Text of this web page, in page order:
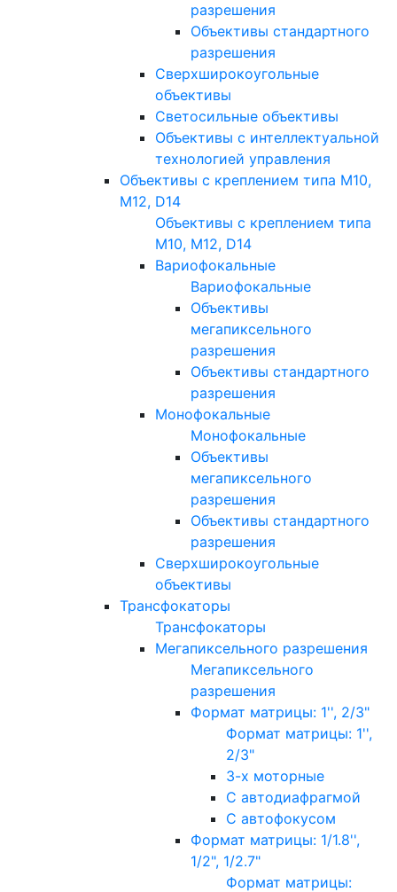
разрешения
Объективы стандартного
разрешения
Сверхширокоугольные
объективы
Светосильные объективы
Объективы с интеллектуальной
технологией управления
Объективы с креплением типа M10,
M12, D14
Объективы с креплением типа
M10, M12, D14
Вариофокальные
Вариофокальные
Объективы
мегапиксельного
разрешения
Объективы стандартного
разрешения
Монофокальные
Монофокальные
Объективы
мегапиксельного
разрешения
Объективы стандартного
разрешения
Сверхширокоугольные
объективы
Трансфокаторы
Трансфокаторы
Мегапиксельного разрешения
Мегапиксельного
разрешения
Формат матрицы: 1'', 2/3"
Формат матрицы: 1'',
2/3"
3-х моторные
С автодиафрагмой
С автофокусом
Формат матрицы: 1/1.8'',
1/2", 1/2.7"
Формат матрицы: